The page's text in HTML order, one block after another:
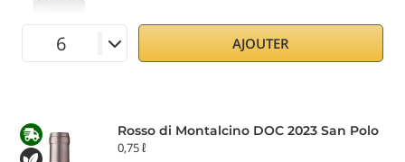
AJOUTER
Rosso di Montalcino DOC 2023 San Polo
0,75 ℓ